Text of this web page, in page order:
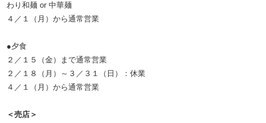
わり和麺 or 中華麺
４／１（月）から通常営業
●夕食
２／１５（金）まで通常営業
２／１８（月）～３／３１（日）：休業
４／１（月）から通常営業
＜売店＞